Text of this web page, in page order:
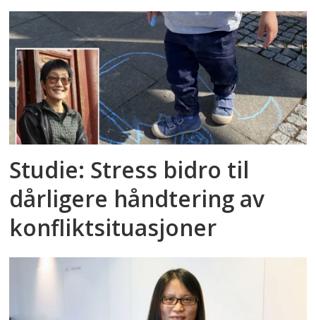
Studie: Stress bidro til
dårligere håndtering av
konfliktsituasjoner